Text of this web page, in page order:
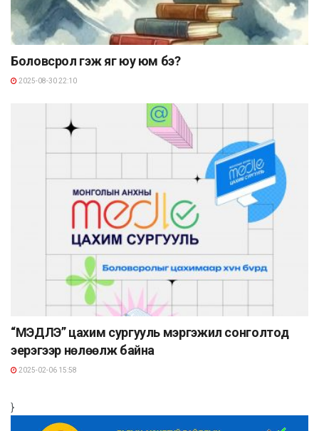
Боловсрол гэж яг юу юм бэ?
2025-08-30 22:10
“МЭДЛЭ” цахим сургууль мэргэжил сонголтод
эерэгээр нөлөөлж байна
2025-02-06 15:58
}